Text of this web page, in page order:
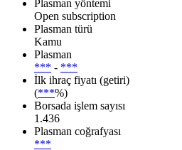
Plasman yöntemi
Open subscription
Plasman türü
Kamu
Plasman
*** - ***
İlk ihraç fiyatı (getiri)
(***%)
Borsada işlem sayısı
1.436
Plasman coğrafyası
***